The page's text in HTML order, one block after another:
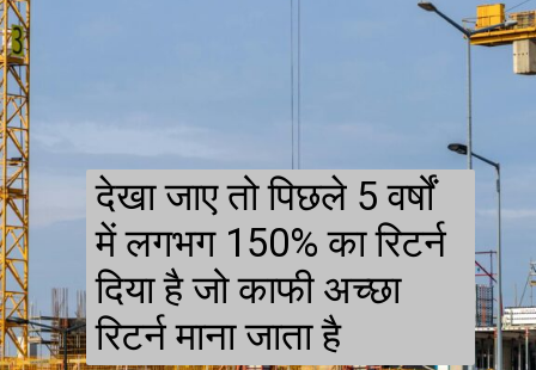
देखा जाए तो पिछले 5 वर्षों
में लगभग 150% का रिटर्न
दिया है जो काफी अच्छा
रिटर्न माना जाता है